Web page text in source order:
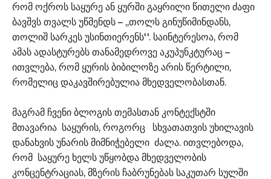
რომ ოქროს საყურე ან ყურში გაყრილი წითელი ძაფი
ბავშვს თვალს უწმენდს – ,,თოლს გინუწიმინდანს,
თოლიშ სარკეს უსინთიერენს''. საინტერესოა, რომ
ამას ადასტურებს თანამედროვე აკუპუნკტურაც –
ითვლება, რომ ყურის ბიბილოზე არის წერტილი,
რომელიც დაკავშირებულია მხედველობასთან.
მაგრამ ჩვენი ბლოგის თემასთან კონტექსტში
მთავარია საყურის, როგორც სხვათათვის უხილავის
დანახვის უნარის მიმნიჭებელი ძალა. ითვლებოდა,
რომ საყურე ხელს უწყობდა მხედველობის
კონცენტრაციას, მზერის ჩაბრუნებას საკუთარ სულში